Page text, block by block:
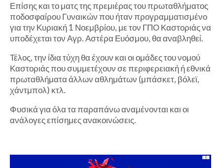
Επίσης και το ματς της πρεμιέρας του πρωταθλήματος
ποδοσφαίρου Γυναικών που ήταν προγραμματισμένο
για την Κυριακή 1 Νοεμβρίου, με τον ΓΠΟ Καστοριάς να
υποδέχεται τον Αγρ. Αστέρα Ευόσμου, θα αναβληθεί.
Τέλος, την ίδια τύχη θα έχουν και οι ομάδες του νομού
Καστοριάς που συμμετέχουν σε περιφερειακή ή εθνικά
πρωταθλήματα άλλων αθλημάτων (μπάσκετ, βόλεϊ,
χάντμπολ) κτλ.
Φυσικά για όλα τα παραπάνω αναμένονται και οι
ανάλογες επίσημες ανακοινώσεις.